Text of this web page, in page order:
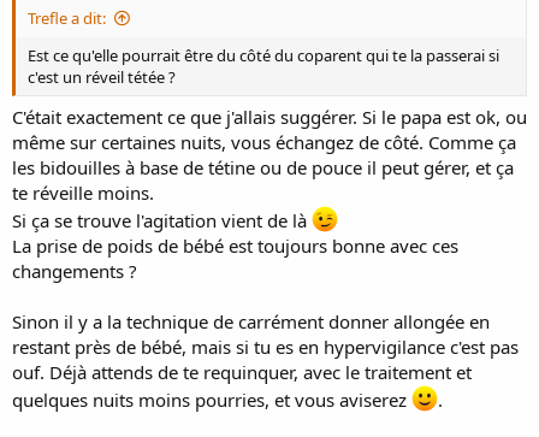
Trefle a dit:
Est ce qu'elle pourrait être du côté du coparent qui te la passerai si
c'est un réveil tétée ?
C'était exactement ce que j'allais suggérer. Si le papa est ok, ou
même sur certaines nuits, vous échangez de côté. Comme ça
les bidouilles à base de tétine ou de pouce il peut gérer, et ça
te réveille moins.
Si ça se trouve l'agitation vient de là
La prise de poids de bébé est toujours bonne avec ces
changements ?
Sinon il y a la technique de carrément donner allongée en
restant près de bébé, mais si tu es en hypervigilance c'est pas
ouf. Déjà attends de te requinquer, avec le traitement et
quelques nuits moins pourries, et vous aviserez
.